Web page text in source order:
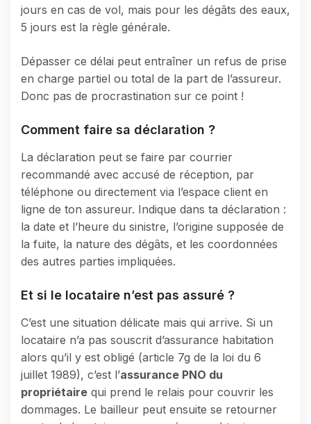
jours en cas de vol, mais pour les dégâts des eaux,
5 jours est la règle générale.
Dépasser ce délai peut entraîner un refus de prise
en charge partiel ou total de la part de l’assureur.
Donc pas de procrastination sur ce point !
Comment faire sa déclaration ?
La déclaration peut se faire par courrier
recommandé avec accusé de réception, par
téléphone ou directement via l’espace client en
ligne de ton assureur. Indique dans ta déclaration :
la date et l’heure du sinistre, l’origine supposée de
la fuite, la nature des dégâts, et les coordonnées
des autres parties impliquées.
Et si le locataire n’est pas assuré ?
C’est une situation délicate mais qui arrive. Si un
locataire n’a pas souscrit d’assurance habitation
alors qu’il y est obligé (article 7g de la loi du 6
juillet 1989), c’est l’assurance PNO du
propriétaire qui prend le relais pour couvrir les
dommages. Le bailleur peut ensuite se retourner